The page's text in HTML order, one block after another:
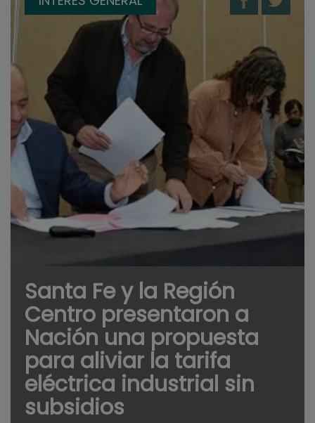
Santa Fe y la Región
Centro presentaron a
Nación una propuesta
para aliviar la tarifa
eléctrica industrial sin
subsidios